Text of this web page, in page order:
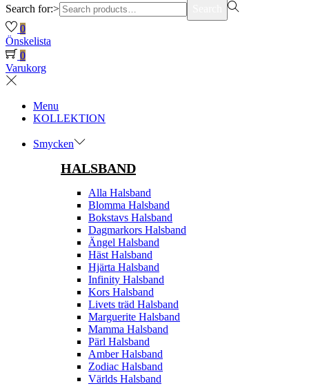
Search for:>
0
Önskelista
0
Varukorg
Menu
KOLLEKTION
Smycken
HALSBAND
Alla Halsband
Blomma Halsband
Bokstavs Halsband
Dagmarkors Halsband
Ängel Halsband
Häst Halsband
Hjärta Halsband
Infinity Halsband
Kors Halsband
Livets träd Halsband
Marguerite Halsband
Mamma Halsband
Pärl Halsband
Amber Halsband
Zodiac Halsband
Världs Halsband